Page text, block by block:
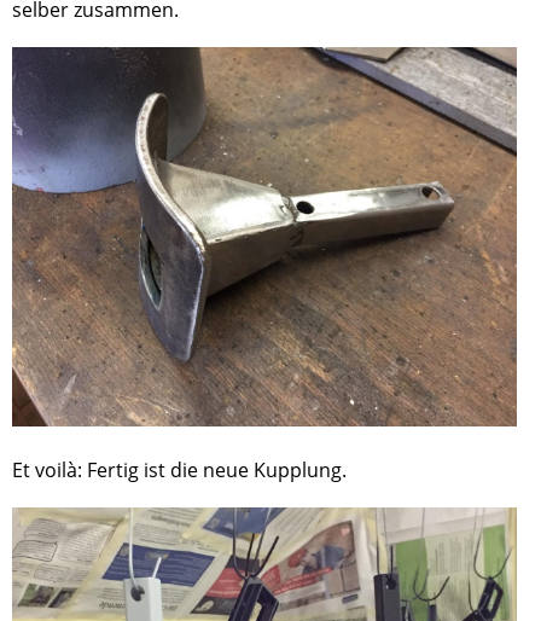
selber zusammen.
Et voilà: Fertig ist die neue Kupplung.